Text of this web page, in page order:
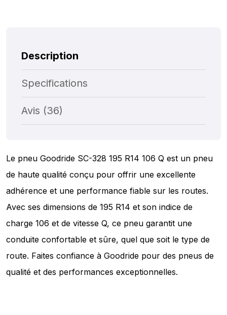
Description
Specifications
Avis (36)
Le pneu Goodride SC-328 195 R14 106 Q est un pneu
de haute qualité conçu pour offrir une excellente
adhérence et une performance fiable sur les routes.
Avec ses dimensions de 195 R14 et son indice de
charge 106 et de vitesse Q, ce pneu garantit une
conduite confortable et sûre, quel que soit le type de
route. Faites confiance à Goodride pour des pneus de
qualité et des performances exceptionnelles.